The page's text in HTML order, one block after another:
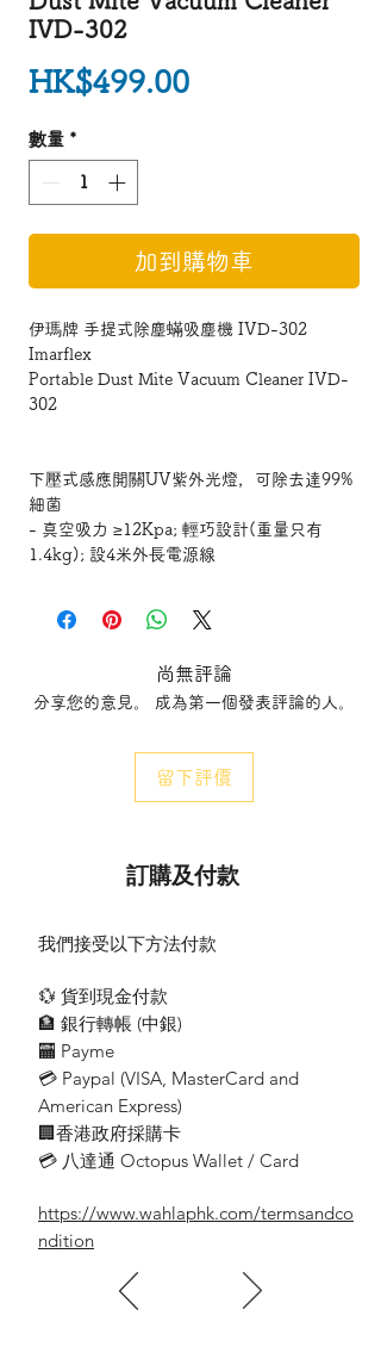
IVD-302
HK$499.00價格
數量 *
加到購物車
伊瑪牌 手提式除塵蟎吸塵機 IVD-302
Imarflex
Portable Dust Mite Vacuum Cleaner IVD-
302
下壓式感應開關UV紫外光燈，可除去達99%
細菌
- 真空吸力 ≥12Kpa; 輕巧設計(重量只有
1.4kg); 設4米外⾧電源線
- 易裝拆HEPA過濾器及金屬濾網設計; 可連
- 高頻率雙震動拍頭，每分鐘拍打8000次; 過
熱自動停機保護
寸:W332xH140xD261mm
- Vacuum suction ≥12Kpa; Lightweight
dust mites; With ABS pulleys
filter and metal filter design; can work
continuously for about 60 minutes
- High-frequency double-vibration racket
head, overheating protection
- Max power: ~300W (UV lamp: ~4W);
Size: W332xH140xD261mm
尚無評論
分享您的意見。 成為第一個發表評論的人。
留下評價
訂購及付款
我們接受以下方法付款
💱 貨到現金付款
🏦 銀行轉帳 (​中銀)
🏧 Payme
💳 Paypal (VISA​, MasterCard and
American Express)
🏢香港政府採購卡
💳 八達通 Octopus Wallet / Card
https://www.wahlaphk.com/termsandco
ndition